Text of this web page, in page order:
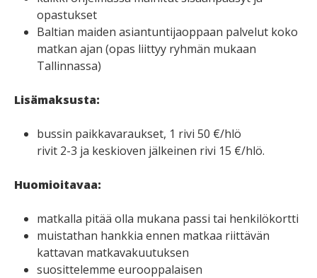
opastukset
Baltian maiden asiantuntijaoppaan palvelut koko
matkan ajan (opas liittyy ryhmän mukaan
Tallinnassa)
Lisämaksusta:
bussin paikkavaraukset, 1 rivi 50 €/hlö
rivit 2-3 ja keskioven jälkeinen rivi 15 €/hlö.
Huomioitavaa:
matkalla pitää olla mukana passi tai henkilökortti
muistathan hankkia ennen matkaa riittävän
kattavan matkavakuutuksen
suosittelemme eurooppalaisen